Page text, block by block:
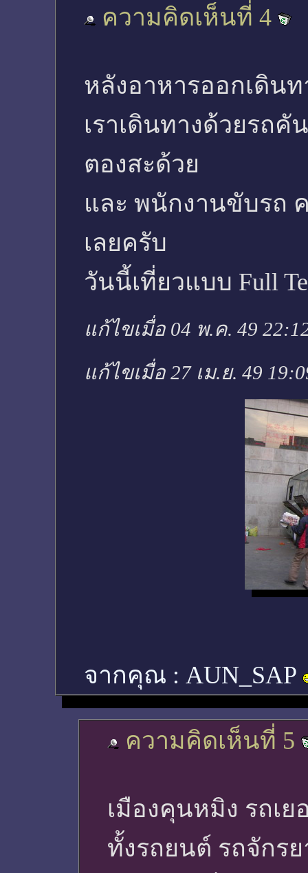
ความคิดเห็นที่ 4
หลังอาหารออกเดินท
เราเดินทางด้วยรถคั
ตองสะด้วย
และ พนักงานขับรถ
เลยครับ
วันนี้เที่ยวแบบ Full
แก้ไขเมื่อ 04 พ.ค. 49
แก้ไขเมื่อ 27 เม.ย. 49
จากคุณ : AUN_SAP
ความคิดเห็นที่ 5
เมืองคุนหมิง รถเย
ทั้งรถยนต์ รถจักร